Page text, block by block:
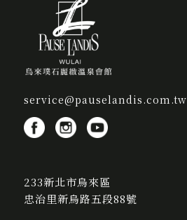
service@pauselandis.com.tw
233新北市烏來區
忠治里新烏路五段88號